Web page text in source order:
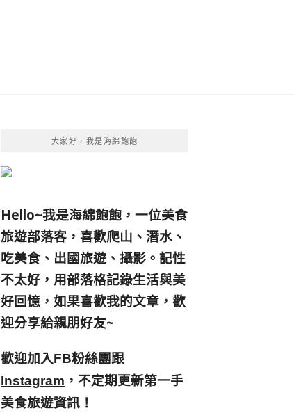
大家好，我是海綿飽飽
Hello~我是海綿飽飽，一位美食
旅遊部落客， 喜歡爬山、潛水、
吃美食、出國旅遊、攝影。 記性
不太好，用部落格記錄生活與美
好回憶， 如果喜歡我的文章，歡
迎分享給親朋好友~
歡迎加入FB粉絲團跟
Instagram ，不定期更新第一手
美食旅遊資訊！